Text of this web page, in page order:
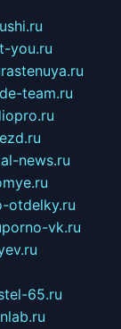
you.ru
rastenuya.ru
team.ru
news.ru
otdelky.ru
porno-vk.ru
65.ru